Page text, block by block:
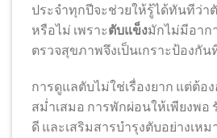
ประจำทุกปีจะช่วยให้รู้ได้ทันทีว่า
หรือไม่ เพราะตับแข็งมักไม่มีอาก
ตรวจสุขภาพจึงเป็นเกราะป้องกั
การดูแลตับไม่ใช่เรื่องยาก แต่ต้อ
สม่ำเสมอ การพักผ่อนให้เพียงพอ
ดี และเสริมสารบำรุงตับอย่างเห